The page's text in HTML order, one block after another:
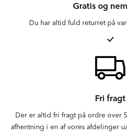
Gratis og
Du har altid fuld returret på
Fri fragt
Der er altid fri fragt på ordre over
afhentning i en af vores afdelinger